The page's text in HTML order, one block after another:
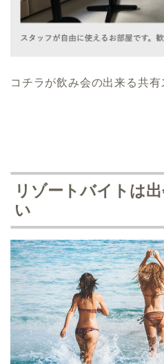
コチラが飲み会の出来る共有
リゾートバイトは
い